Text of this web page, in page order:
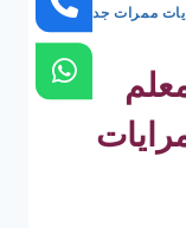
ممرات جده
|